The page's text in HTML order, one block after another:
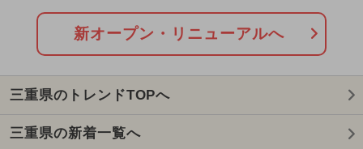
2025年12月のイベント
2024年11月のイベント
2024年10月のイベント
新オープン・リニューアルへ
三重県のトレンドTOPへ
三重県の新着一覧へ